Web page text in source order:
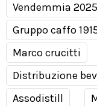
Vendemmia 2025
Gruppo caffo
Marco crucitti
Distribuzione
Assodistill